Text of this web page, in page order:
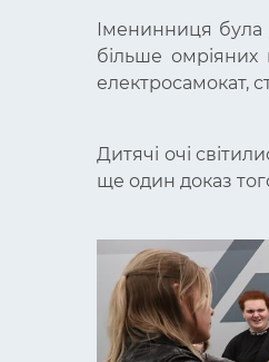
Іменинниця була
більше омріяних
електросамокат,
Дитячі очі
ще один доказ